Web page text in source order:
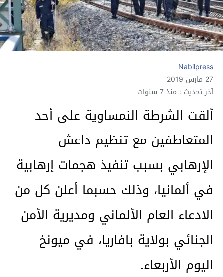
Nabilpress
27 مارس 2019
آخر تحديث : منذ 7 سنوات
ألقت الشرطة النمساوية على أحد
المتعاطفين مع تنظيم داعش
الإرهابي بسبب تنفيذ هجمات إرهابية
في ألمانيا، وذلك حسبما أعلن كل من
الادعاء العام الألماني ومديرية الأمن
الجنائي بولاية بافاريا، في ميونخ
اليوم الأربعاء.